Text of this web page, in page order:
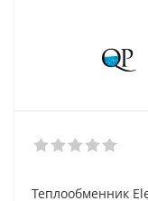
Теплообменник